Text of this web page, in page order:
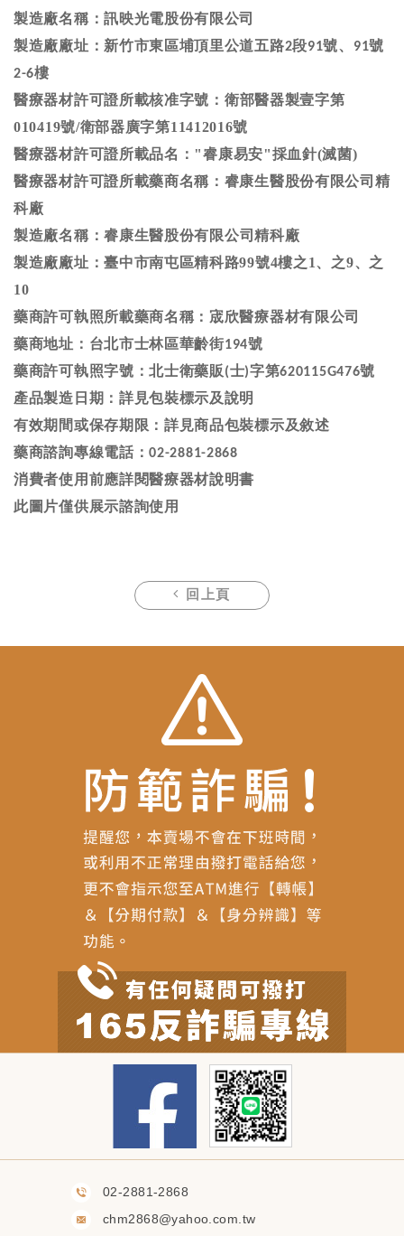
製造廠名稱：訊映光電股份有限公司
製造廠廠址：新竹市東區埔頂里公道五路2段91號、 91號
2-6樓
醫療器材許可證所載核准字號： 衛部醫器製壹字第
010419號/衛部器廣字第11412016號
醫療器材許可證所載品名："睿康易安"採血針(滅菌)
醫療器材許可證所載藥商名稱：睿康生醫股份有限公司精
科廠
製造廠名稱：睿康生醫股份有限公司精科廠
製造廠廠址：臺中市南屯區精科路99號4樓之1、之9、之
10
藥商許可執照所載藥商名稱：宬欣醫療器材有限公司
藥商地址：台北市士林區華齡街194號
藥商許可執照字號：北士衛藥販 (士)字第620115G476號
產品製造日期：詳見包裝標示及說明
有效期間或保存期限：詳見商品包裝標示及敘述
藥商諮詢專線電話：02-2881-2868
消費者使用前應詳閱醫療器材說明書
此圖片僅供展示諮詢使用
回上頁
02-2881-2868
chm2868@yahoo.com.tw